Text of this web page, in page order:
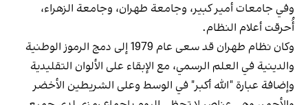
وفي جامعات أمير كبير، وجامعة طهران، وجامعة الزهراء،
أُحرقت أعلام النظام.
وكان نظام طهران قد سعى عام 1979 إلى دمج الرموز الوطنية
والدينية في العلم الرسمي، مع الإبقاء على الألوان التقليدية
وإضافة عبارة "الله أكبر" في الوسط وعلى الشريطين الأخضر